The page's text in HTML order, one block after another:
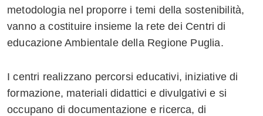
metodologia nel proporre i temi della sostenibilità,
vanno a costituire insieme la rete dei Centri di
educazione Ambientale della Regione Puglia.
I centri realizzano percorsi educativi, iniziative di
formazione, materiali didattici e divulgativi e si
occupano di documentazione e ricerca, di